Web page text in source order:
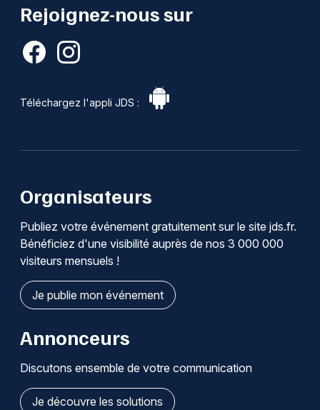
Rejoignez-nous sur
Téléchargez l'appli JDS :
Organisateurs
Publiez votre événement gratuitement sur le site jds.fr.
Bénéficiez d'une visibilité auprès de nos 3 000 000
visiteurs mensuels !
Je publie mon événement
Annonceurs
Discutons ensemble de votre communication
Je découvre les solutions